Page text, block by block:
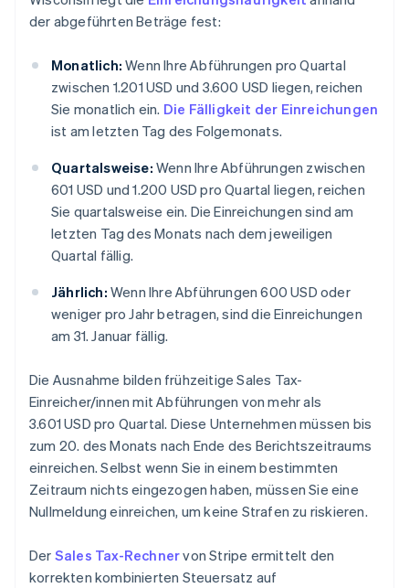
der abgeführten Beträge fest:
Monatlich: Wenn Ihre Abführungen pro Quartal
zwischen 1.201 USD und 3.600 USD liegen, reichen
Sie monatlich ein. Die Fälligkeit der Einreichungen
ist am letzten Tag des Folgemonats.
Quartalsweise: Wenn Ihre Abführungen zwischen
601 USD und 1.200 USD pro Quartal liegen, reichen
Sie quartalsweise ein. Die Einreichungen sind am
letzten Tag des Monats nach dem jeweiligen
Quartal fällig.
Jährlich: Wenn Ihre Abführungen 600 USD oder
weniger pro Jahr betragen, sind die Einreichungen
am 31. Januar fällig.
Die Ausnahme bilden frühzeitige Sales Tax-
Einreicher/innen mit Abführungen von mehr als
3.601 USD pro Quartal. Diese Unternehmen müssen bis
zum 20. des Monats nach Ende des Berichtszeitraums
einreichen. Selbst wenn Sie in einem bestimmten
Zeitraum nichts eingezogen haben, müssen Sie eine
Nullmeldung einreichen, um keine Strafen zu riskieren.
Der Sales Tax-Rechnervon Stripe ermittelt den
korrekten kombinierten Steuersatz auf